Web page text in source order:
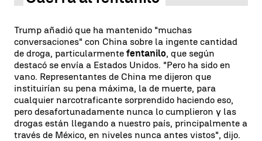
Trump añadió que ha mantenido "muchas
conversaciones" con China sobre la ingente cantidad
de droga, particularmente fentanilo, que según
destacó se envía a Estados Unidos. "Pero ha sido en
vano. Representantes de China me dijeron que
instituirían su pena máxima, la de muerte, para
cualquier narcotraficante sorprendido haciendo eso,
pero desafortunadamente nunca lo cumplieron y las
drogas están llegando a nuestro país, principalmente a
través de México, en niveles nunca antes vistos", dijo.